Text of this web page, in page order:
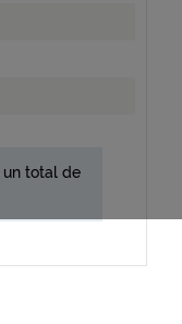
un total de